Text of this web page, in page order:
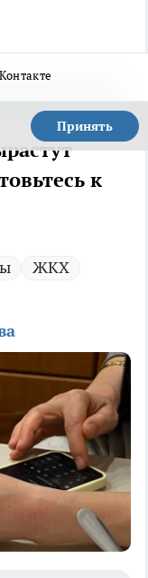
Принять
к
ЖКХ